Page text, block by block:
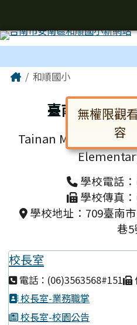
主內容區域
Home和順國小
臺南市安南區
Tainan Municipal
學校電話：
學校傳真：
學校地址：709臺南
巷5
校長室
電話：(06)3563568#151
校長室-業務職掌
校長室-校園公告
頁尾區域
無權限觀
容
對話框已